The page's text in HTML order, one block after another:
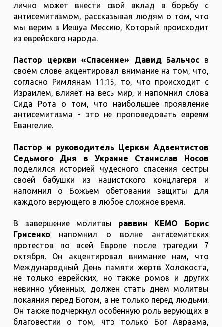
лично может внести свой вклад в борьбу с
антисемитизмом, рассказывая людям о том, что
мы верим в Иешуа Мессию, Который происходит
из еврейского народа.
Пастор церкви «Спасение» Давид Бальчос в
своём слове акцентировал внимание на том, что,
согласно Римлянам 11:15, то, что происходит с
Израилем, влияет на весь мир, и напомнил слова
Сида Рота о том, что наибольшее проявление
антисемитизма - это не проповедовать евреям
Евангелие.
Пастор и руководитель Церкви Адвентистов
Седьмого Дня в Украине Станислав Носов
поделился историей чудесного спасения сестры
своей бабушки из нацистского концлагеря и
напомнил о Божьем обетовании защиты для
каждого верующего в любое сложное время.
В завершение молитвы раввин КЕМО Борис
Грисенко напомнил о волне антисемитских
протестов по всей Европе после трагедии 7
октября. Он акцентировал внимание нам, что
Международный День памяти жертв Холокоста,
не только еврейских, но также ромов и других
невинно убиенных, должен стать днём молитвы
покаяния перед Богом, а не только перед людьми.
Он также подчеркнул особенную роль верующих в
благовестии о том, что только Бог Авраама,